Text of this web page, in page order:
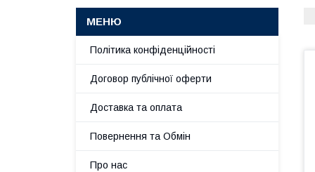
Політика конфіденційності
Договор публічної оферти
Доставка та оплата
Повернення та Обмін
Про нас